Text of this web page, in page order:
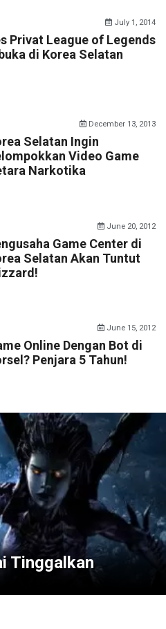
July 1, 2014
Privat League of Legends
di Korea Selatan
December 13, 2013
Selatan Ingin
Video Game
Narkotika
June 20, 2012
Game Center di
Selatan Akan Tuntut
June 15, 2012
Online Dengan Bot di
Penjara 5 Tahun!
Tinggalkan